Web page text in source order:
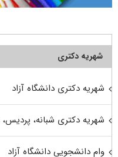
شهریه دکتری
شهریه دکتری دانشگاه آزاد
شهریه دکتری شبانه، پردیس،
وام دانشجویی دانشگاه آزاد